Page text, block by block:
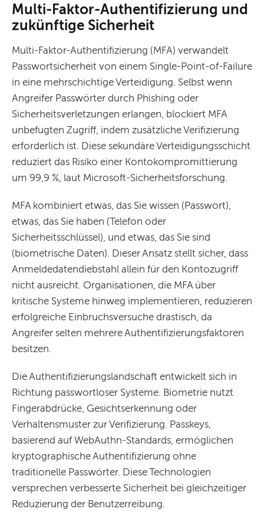
Multi-Faktor-Authentifizierung und
zukünftige Sicherheit
Multi-Faktor-Authentifizierung (MFA) verwandelt
Passwortsicherheit von einem Single-Point-of-Failure
in eine mehrschichtige Verteidigung. Selbst wenn
Angreifer Passwörter durch Phishing oder
Sicherheitsverletzungen erlangen, blockiert MFA
unbefugten Zugriff, indem zusätzliche Verifizierung
erforderlich ist. Diese sekundäre Verteidigungsschicht
reduziert das Risiko einer Kontokompromittierung
um 99,9 %, laut Microsoft-Sicherheitsforschung.
MFA kombiniert etwas, das Sie wissen (Passwort),
etwas, das Sie haben (Telefon oder
Sicherheitsschlüssel), und etwas, das Sie sind
(biometrische Daten). Dieser Ansatz stellt sicher, dass
Anmeldedatendiebstahl allein für den Kontozugriff
nicht ausreicht. Organisationen, die MFA über
kritische Systeme hinweg implementieren, reduzieren
erfolgreiche Einbruchsversuche drastisch, da
Angreifer selten mehrere Authentifizierungsfaktoren
besitzen.
Die Authentifizierungslandschaft entwickelt sich in
Richtung passwortloser Systeme. Biometrie nutzt
Fingerabdrücke, Gesichtserkennung oder
Verhaltensmuster zur Verifizierung. Passkeys,
basierend auf WebAuthn-Standards, ermöglichen
kryptographische Authentifizierung ohne
traditionelle Passwörter. Diese Technologien
versprechen verbesserte Sicherheit bei gleichzeitiger
Reduzierung der Benutzerreibung.